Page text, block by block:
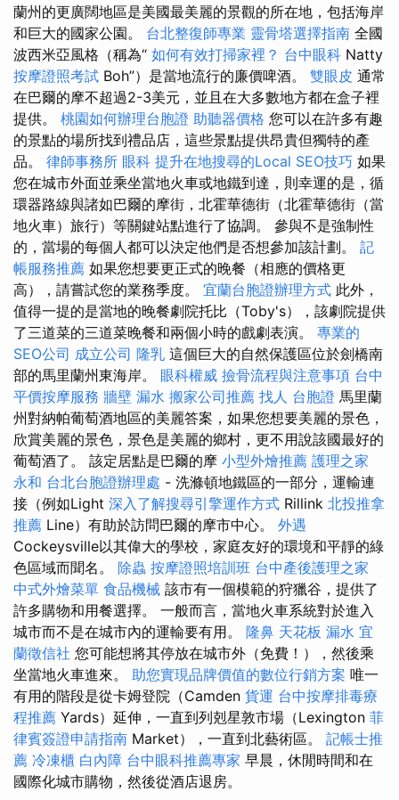
蘭州的更廣闊地區是美國最美麗的景觀的所在地，包括海岸
和巨大的國家公園。 台北整復師專業 靈骨塔選擇指南 全國
波西米亞風格（稱為“ 如何有效打掃家裡？ 台中眼科 Natty
按摩證照考試 Boh”）是當地流行的廉價啤酒。 雙眼皮 通常
在巴爾的摩不超過2-3美元，並且在大多數地方都在盒子裡
提供。 桃園如何辦理台胞證 助聽器價格 您可以在許多有趣
的景點的場所找到禮品店，這些景點提供昂貴但獨特的產
品。 律師事務所 眼科 提升在地搜尋的Local SEO技巧 如果
您在城市外面並乘坐當地火車或地鐵到達，則幸運的是，循
環器路線與諸如巴爾的摩街，北霍華德街（北霍華德街（當
地火車）旅行）等關鍵站點進行了協調。 參與不是強制性
的，當場的每個人都可以決定他們是否想參加該計劃。 記
帳服務推薦 如果您想要更正式的晚餐（相應的價格更
高），請嘗試您的業務季度。 宜蘭台胞證辦理方式 此外，
值得一提的是當地的晚餐劇院托比（Toby's），該劇院提供
了三道菜的三道菜晚餐和兩個小時的戲劇表演。 專業的
SEO公司 成立公司 隆乳 這個巨大的自然保護區位於劍橋南
部的馬里蘭州東海岸。 眼科權威 撿骨流程與注意事項 台中
平價按摩服務 牆壁 漏水 搬家公司推薦 找人 台胞證 馬里蘭
州對納帕葡萄酒地區的美麗答案，如果您想要美麗的景色，
欣賞美麗的景色，景色是美麗的鄉村，更不用說該國最好的
葡萄酒了。 該定居點是巴爾的摩 小型外燴推薦 護理之家
永和 台北台胞證辦理處 - 洗滌頓地鐵區的一部分，運輸連
接（例如Light 深入了解搜尋引擎運作方式 Rillink 北投推拿
推薦 Line）有助於訪問巴爾的摩市中心。 外遇
Cockeysville以其偉大的學校，家庭友好的環境和平靜的綠
色區域而聞名。 除蟲 按摩證照培訓班 台中產後護理之家
中式外燴菜單 食品機械 該市有一個模範的狩獵谷，提供了
許多購物和用餐選擇。 一般而言，當地火車系統對於進入
城市而不是在城市內的運輸要有用。 隆鼻 天花板 漏水 宜
蘭徵信社 您可能想將其停放在城市外（免費！），然後乘
坐當地火車進來。 助您實現品牌價值的數位行銷方案 唯一
有用的階段是從卡姆登院（Camden 貨運 台中按摩排毒療
程推薦 Yards）延伸，一直到列剋星敦市場（Lexington 菲
律賓簽證申請指南 Market），一直到北藝術區。 記帳士推
薦 冷凍櫃 白內障 台中眼科推薦專家 早晨，休閒時間和在
國際化城市購物，然後從酒店退房。